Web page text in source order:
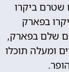
שטרם ביקרו
בפארק
שלם בפארק,
ומעלה תוכלו